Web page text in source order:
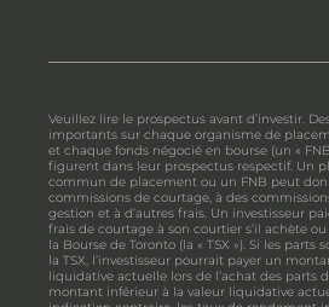
Veuillez lire le prospectus avant d’investir.
importants sur chaque organisme de
et chaque fonds négocié en bourse (un «
figurent dans leur prospectus respectif. Un
commun de placement ou un FNB peut
commissions de courtage, à des
gestion et à d’autres frais. Un investisseur
frais de courtage à son courtier s’il achète
la Bourse de Toronto (la « TSX »). Si les parts
la TSX, l’investisseur pourrait payer un
liquidative actuelle lors de l’achat des parts
montant inférieur à la valeur liquidative